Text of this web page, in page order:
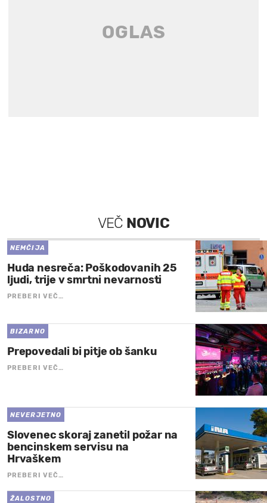
VEČ NOVIC
NEMČIJA
Huda nesreča: Poškodovanih 25
ljudi, trije v smrtni nevarnosti
PREBERI VEČ…
BIZARNO
Prepovedali bi pitje ob šanku
PREBERI VEČ…
NEVERJETNO
Slovenec skoraj zanetil požar na
bencinskem servisu na
Hrvaškem
PREBERI VEČ…
ŽALOSTNO